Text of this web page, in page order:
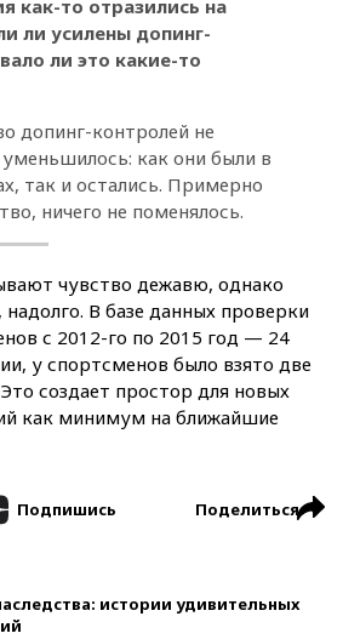
как-то отразились на
ли усилены допинг-
ли это какие-то
допинг-контролей не
уменьшилось: как они были в
так и остались. Примерно
ничего не поменялось.
чувство дежавю, однако
В базе данных проверки
с 2012-го по 2015 год — 24
у спортсменов было взято две
создает простор для новых
как минимум на ближайшие
Подпишись Поделиться
истории удивительных